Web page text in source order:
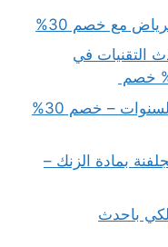
مع خصم 30%
التقنيات في
تركيب هناجر وسواتر قرميد يدوم لسنوات – خصم 30%
بمادة الزنك –
باحدث